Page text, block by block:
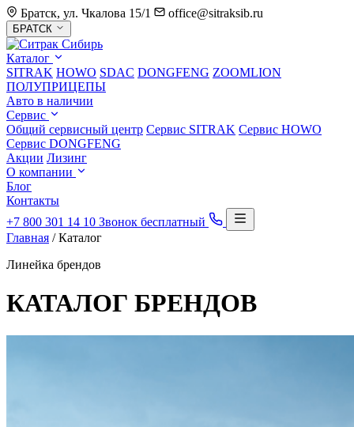
Братск, ул. Чкалова 15/1
office@sitraksib.ru
Выбор
города
БРАТСК
Каталог
SITRAK HOWO SDAC DONGFENG ZOOMLION
ПОЛУПРИЦЕПЫ
Авто в наличии
Сервис
Общий сервисный центр Сервис SITRAK Сервис HOWO
Сервис DONGFENG
Акции Лизинг
О компании
Блог
Контакты
+7 800 301 14 10 Звонок бесплатный
Главная / Каталог
Линейка брендов
КАТАЛОГ БРЕНДОВ